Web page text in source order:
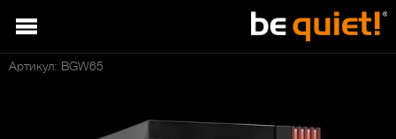
Артикул: BGW65